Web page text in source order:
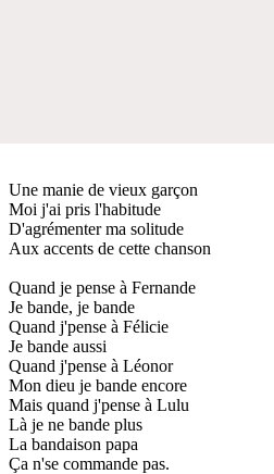
Une manie de vieux garçon
Moi j'ai pris l'habitude
D'agrémenter ma solitude
Aux accents de cette chanson
Quand je pense à Fernande
Je bande, je bande
Quand j'pense à Félicie
Je bande aussi
Quand j'pense à Léonor
Mon dieu je bande encore
Mais quand j'pense à Lulu
Là je ne bande plus
La bandaison papa
Ça n'se commande pas.